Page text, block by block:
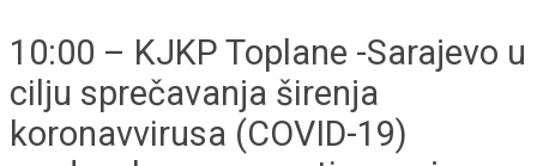
10:00 – KJKP Toplane -Sarajevo u
cilju sprečavanja širenja
koronavvirusa (COVID-19)